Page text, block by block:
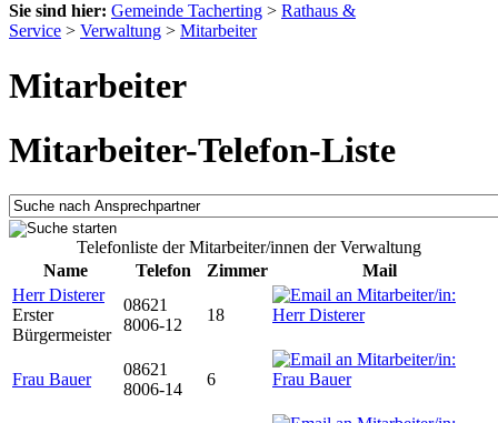
Sie sind hier: Gemeinde Tacherting > Rathaus &
Service > Verwaltung > Mitarbeiter
Mitarbeiter
Mitarbeiter-Telefon-Liste
Telefonliste der Mitarbeiter/innen der Verwaltung
Name
Telefon Zimmer
Mail
Herr Disterer
Erster
Bürgermeister
08621
8006-12
18
Frau Bauer
08621
8006-14
6